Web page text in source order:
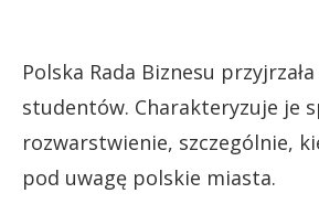
Polska Rada Biznesu
studentów. Charakteryzuje je
rozwarstwienie, szczególnie,
pod uwagę polskie miasta.